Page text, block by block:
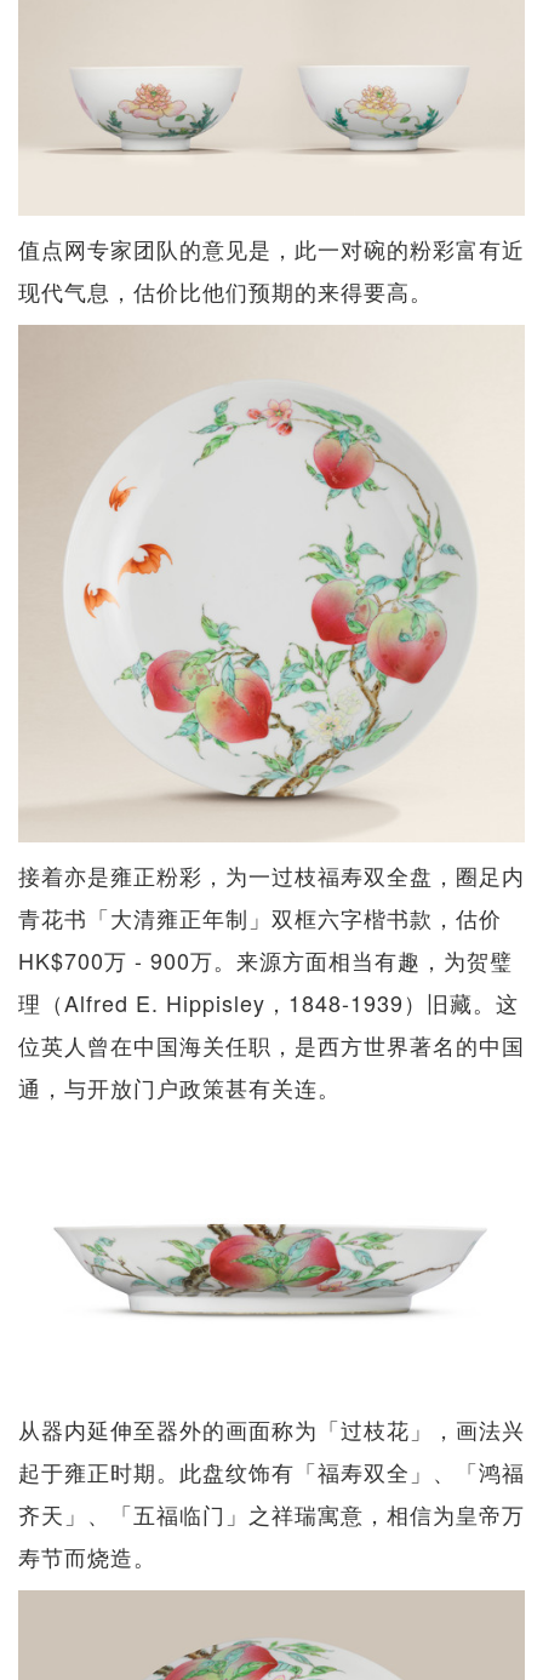
值点网专家团队的意见是，此一对碗的粉彩富有近
现代气息，估价比他们预期的来得要高。
接着亦是雍正粉彩，为一过枝福寿双全盘，圈足内
青花书「大清雍正年制」双框六字楷书款，估价
HK$700万 - 900万。来源方面相当有趣，为贺璧
理（Alfred E. Hippisley，1848-1939）旧藏。这
位英人曾在中国海关任职，是西方世界著名的中国
通，与开放门户政策甚有关连。
从器内延伸至器外的画面称为「过枝花」，画法兴
起于雍正时期。此盘纹饰有「福寿双全」、「鸿福
齐天」、「五福临门」之祥瑞寓意，相信为皇帝万
寿节而烧造。